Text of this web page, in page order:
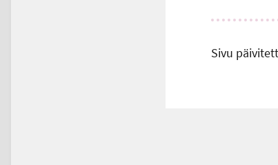
Sivu